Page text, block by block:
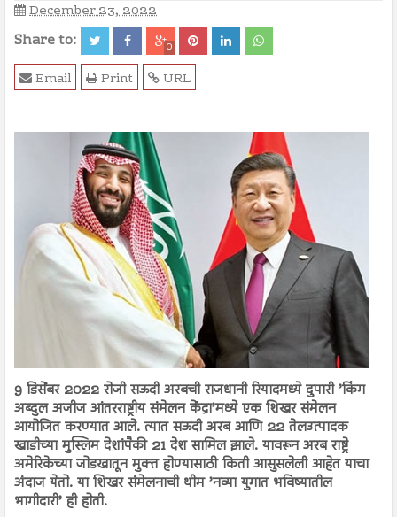
December 23, 2022
Share to: 0
URL
Print
Email
9 डिसेंबर 2022 रोजी सऊदी अरबची राजधानी रियादमध्ये दुपारी ’किंग
अब्दुल अजीज आंतरराष्ट्रीय संमेलन केंद्रा’मध्ये एक शिखर संमेलन
आयोजित करण्यात आले. त्यात सऊदी अरब आणि 22 तेलउत्पादक
खाडीच्या मुस्लिम देशांपैकी 21 देश सामिल झाले. यावरून अरब राष्ट्रे
अमेरिकेच्या जोडखातून मुक्त होण्यासाठी किती आसुसलेली आहेत याचा
अंदाज येतो. या शिखर संमेलनाची थीम ’नव्या युगात भविष्यातील
भागीदारी’ ही होती.